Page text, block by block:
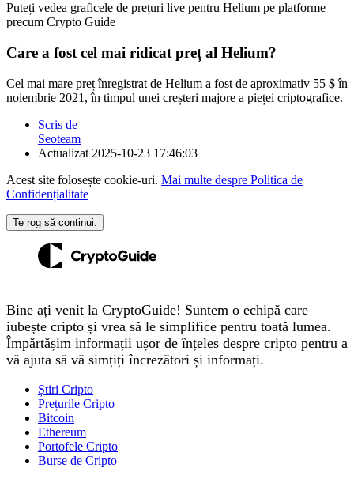
Puteți vedea graficele de prețuri live pentru Helium pe platforme
precum Crypto Guide
Care a fost cel mai ridicat preț al Helium?
Cel mai mare preț înregistrat de Helium a fost de aproximativ 55 $ în
noiembrie 2021, în timpul unei creșteri majore a pieței criptografice.
Scris de
Seoteam
Actualizat 2025-10-23 17:46:03
Acest site folosește cookie-uri. Mai multe despre Politica de
Confidențialitate
Te rog să continui.
Bine ați venit la CryptoGuide! Suntem o echipă care
iubește cripto și vrea să le simplifice pentru toată lumea.
Împărtășim informații ușor de înțeles despre cripto pentru a
vă ajuta să vă simțiți încrezători și informați.
Știri Cripto
Prețurile Cripto
Bitcoin
Ethereum
Portofele Cripto
Burse de Cripto